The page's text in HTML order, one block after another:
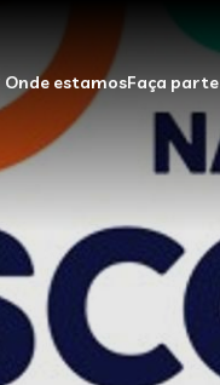
Onde estamosFaça parte